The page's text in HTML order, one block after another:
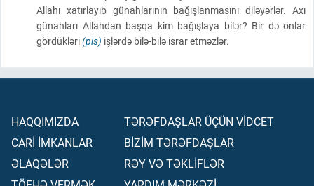
Allahı xatırlayıb günahlarının bağışlanmasını diləyərlər. Axı
günahları Allahdan başqa kim bağışlaya bilər? Bir də onlar
gördükləri(pis) işlərdə bilə-bilə israr etməzlər.
HAQQIMIZDA
CARİ İMKANLAR
ƏLAQƏLƏR
TƏRƏFDAŞLAR ÜÇÜN VİDCET
BİZİM TƏRƏFDAŞLAR
RƏY VƏ TƏKLİFLƏR